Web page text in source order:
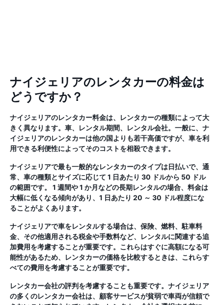
ナイジェリアのレンタカーの料金は
どうですか？
ナイジェリアのレンタカー料金は、レンタカーの種類によって大
きく異なります。車、レンタル期間、レンタル会社。一般に、ナ
イジェリアのレンタカーは他の国よりも若干高価ですが、車を利
用できる利便性によってそのコストを相殺できます。
ナイジェリアで最も一般的なレンタカーのタイプは日払いで、通
常、車の種類とサイズに応じて 1 日あたり 30 ドルから 50 ドル
の範囲です。 1 週間や 1 か月などの長期レンタルの場合、料金は
大幅に低くなる傾向があり、1 日あたり 20 ～ 30 ドル程度にな
ることがよくあります。
ナイジェリアで車をレンタルする場合は、保険、燃料、駐車料
金、その他適用される税金や手数料など、レンタルに関連する追
加費用を考慮することが重要です。これらはすぐに高額になる可
能性があるため、レンタカーの価格を比較するときは、これらす
べての費用を考慮することが重要です。
レンタカー会社の評判を考慮することも重要です。ナイジェリア
の多くのレンタカー会社は、顧客サービスが貧弱で車両が信頼で